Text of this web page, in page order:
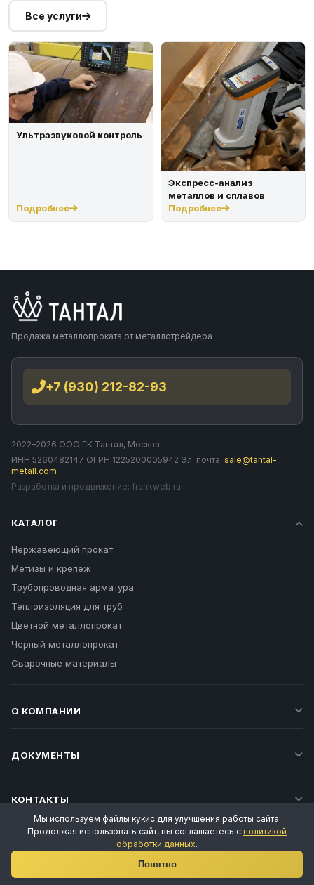
Все услуги
Ультразвуковой контроль
Подробнее
Экспресс-анализ
металлов и сплавов
Подробнее
Продажа металлопроката от металлотрейдера
+7 (930) 212-82-93
2022–2026 ООО ГК Тантал, Москва
ИНН 5260482147 ОГРН 1225200005942 Эл. почта: sale@tantal-
metall.com
Разработка и продвижение: frankweb.ru
КАТАЛОГ
Нержавеющий прокат
Метизы и крепеж
Трубопроводная арматура
Теплоизоляция для труб
Цветной металлопрокат
Черный металлопрокат
Сварочные материалы
О КОМПАНИИ
ДОКУМЕНТЫ
КОНТАКТЫ
Мы используем файлы кукис для улучшения работы сайта.
Продолжая использовать сайт, вы соглашаетесь с политикой
обработки данных.
Понятно